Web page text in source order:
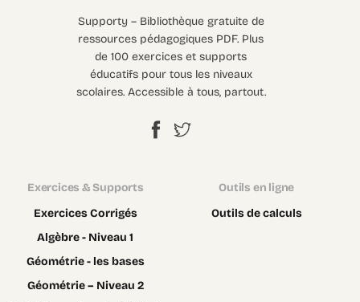
Supporty – Bibliothèque gratuite de
ressources pédagogiques PDF. Plus
de 100 exercices et supports
éducatifs pour tous les niveaux
scolaires. Accessible à tous, partout.
Exercices & Supports
Exercices Corrigés
Algèbre - Niveau 1
Géométrie - les bases
Géométrie – Niveau 2
Outils en ligne
Outils de calculs